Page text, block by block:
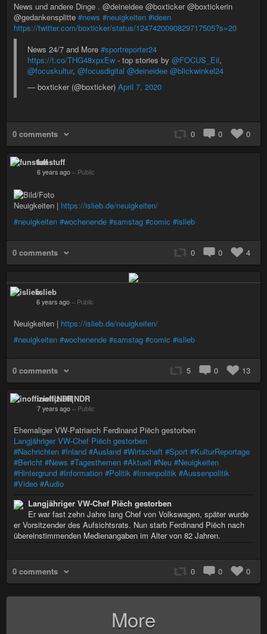
News und andere Dinge . @deineidee @boxticker @boxtickerin
@gedankensplitte #news #neuigkeiten #ideen
https://twitter.com/boxticker/status/1247420090829717505?s=20
News 24/7 and More #sportreporter24
https://t.co/THG48xpxEw - top stories by @FOCUS_Eil,
@focuskultur, @focusdigital @deineidee @blickwinkel24
— boxticker (@boxticker) April 7, 2020
0 comments 0 0 0
funstuff
6 years ago – Public
Neuigkeiten | https://islieb.de/neuigkeiten/
#neuigkeiten #wochenende #samstag #comic #islieb
0 comments 0 0 4
islieb
6 years ago – Public
Neuigkeiten | https://islieb.de/neuigkeiten/
#neuigkeiten #wochenende #samstag #comic #islieb
0 comments 5 0 13
inoffiziell|NDR
7 years ago – Public
Ehemaliger VW-Patriarch Ferdinand Piëch gestorben
Langjähriger VW-Chef Piëch gestorben
#Nachrichten #Inland #Ausland #Wirtschaft #Sport #KulturReportage
#Bericht #News #Tagesthemen #Aktuell #Neu #Neuigkeiten
#Hintergrund #Information #Politik #Innenpolitik #Aussenpolitik
#Video #Audio
Langjähriger VW-Chef Piëch gestorben
Er war fast zehn Jahre lang Chef von Volkswagen, später wurde
er Vorsitzender des Aufsichtsrats. Nun starb Ferdinand Piëch nach
übereinstimmenden Medienangaben im Alter von 82 Jahren.
0 comments 0 0 0
More